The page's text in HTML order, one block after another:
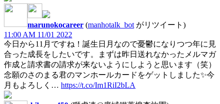
marunokocareer (manhotalk_bot がリツイート)
11:00 AM 11/01 2022
今日から11月ですね！誕生日月なので憂鬱になりつつ年に見
合った成長をしたいです。まずは昨日送れなかったメルマガ
作成と請求書の請求が来ないようにしようと思います（笑）
念願のさのまる君のマンホールカードをゲットしました✨今
月もよろしく… https://t.co/Im1RiI2bLA